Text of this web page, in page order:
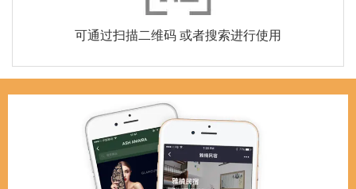
可通过扫描二维码 或者搜索进行使用